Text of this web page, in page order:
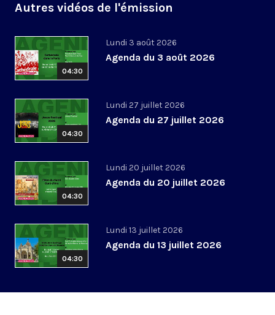
Autres vidéos de l'émission
04:30
Lundi 3 août 2026
Agenda du 3 août 2026
04:30
Lundi 27 juillet 2026
Agenda du 27 juillet 2026
04:30
Lundi 20 juillet 2026
Agenda du 20 juillet 2026
04:30
Lundi 13 juillet 2026
Agenda du 13 juillet 2026